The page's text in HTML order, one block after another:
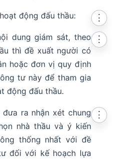
động đấu thầu:
⋮
dung giám sát, theo
thì đề xuất người có
hoặc đơn vị quy định
tư này để tham gia
động đấu thầu.
⋮
ra nhận xét chung
nhà thầu và ý kiến
thống nhất với đề
đối với kế hoạch lựa
⋮